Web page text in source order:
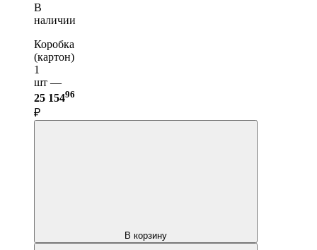
В
наличии
Коробка
(картон)
1
шт —
25 15496
₽
В корзину